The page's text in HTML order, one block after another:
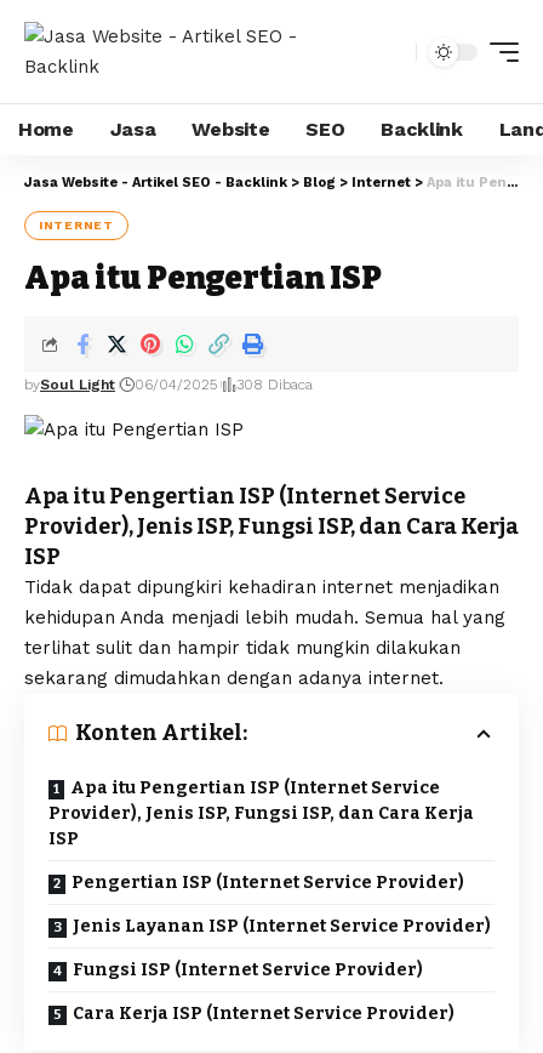
Home Jasa Website SEO Backlink
Jasa Website - Artikel SEO - Backlink > Blog > Internet > Apa itu Pengertian ISP
INTERNET
Apa itu Pengertian ISP
bySoul Light 06/04/2025 308 Dibaca
Apa itu Pengertian ISP (Internet Service
Provider), Jenis ISP, Fungsi ISP, dan Cara Kerja
ISP
Tidak dapat dipungkiri kehadiran internet menjadikan
kehidupan Anda menjadi lebih mudah. Semua hal yang
terlihat sulit dan hampir tidak mungkin dilakukan
sekarang dimudahkan dengan adanya internet.
Konten Artikel:
Apa itu Pengertian ISP (Internet Service
Provider), Jenis ISP, Fungsi ISP, dan Cara Kerja
ISP
Pengertian ISP (Internet Service Provider)
Jenis Layanan ISP (Internet Service Provider)
Fungsi ISP (Internet Service Provider)
Cara Kerja ISP (Internet Service Provider)